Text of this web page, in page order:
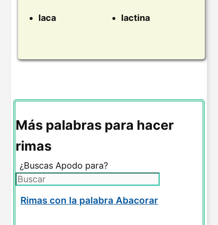
laca lactina
Más palabras para hacer
rimas
¿Buscas Apodo para?
Rimas con la palabra Abacorar